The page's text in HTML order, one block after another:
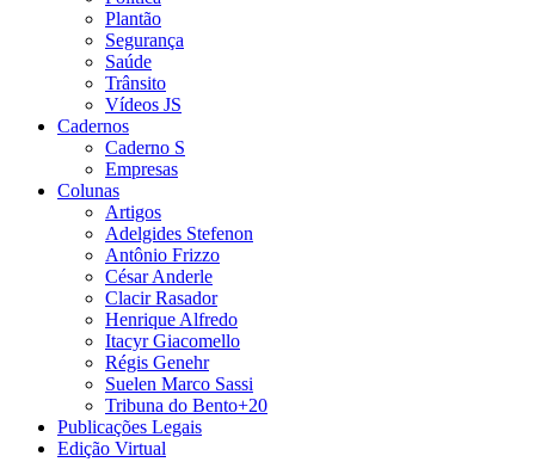
Plantão
Segurança
Saúde
Trânsito
Vídeos JS
Cadernos
Caderno S
Empresas
Colunas
Artigos
Adelgides Stefenon
Antônio Frizzo
César Anderle
Clacir Rasador
Henrique Alfredo
Itacyr Giacomello
Régis Genehr
Suelen Marco Sassi
Tribuna do Bento+20
Publicações Legais
Edição Virtual